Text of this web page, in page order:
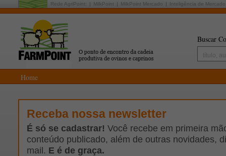
Rede AgriPoint: MilkPoint MilkPoint Mercado Inteligência de Mercado
Buscar
Home
Receba nossa newsletter
É só se cadastrar! Você recebe em primeira
conteúdo publicado, além de outras novidades,
mail. E é de graça.